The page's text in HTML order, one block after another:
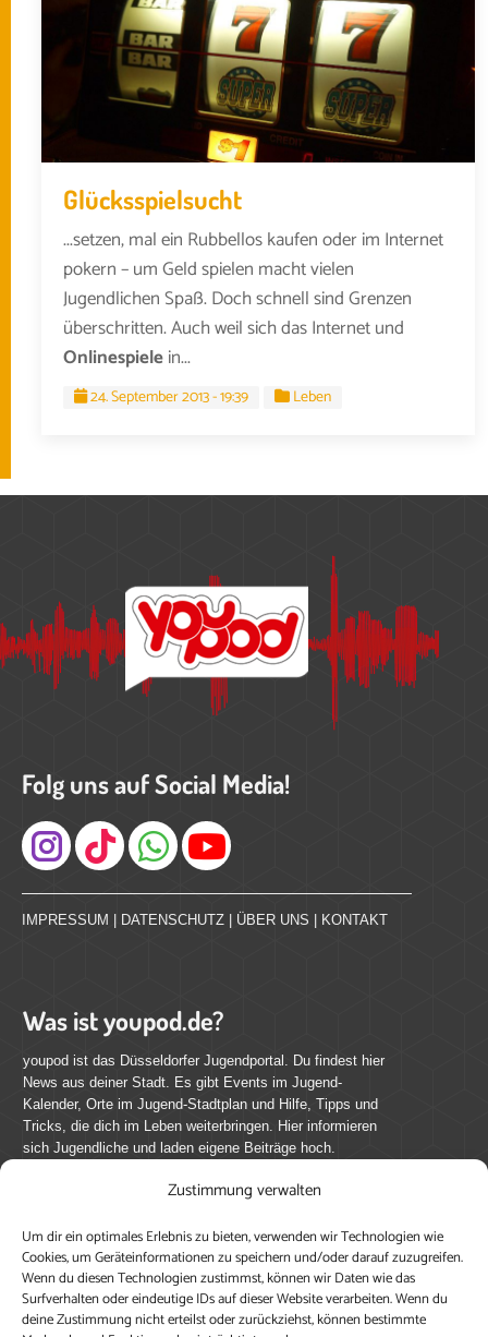
Zustimmung verwalten
Um dir ein optimales Erlebnis zu bieten, verwenden wir Technologien wie
Cookies, um Geräteinformationen zu speichern und/oder darauf zuzugreifen.
Wenn du diesen Technologien zustimmst, können wir Daten wie das
Surfverhalten oder eindeutige IDs auf dieser Website verarbeiten. Wenn du
deine Zustimmung nicht erteilst oder zurückziehst, können bestimmte
Glücksspielsucht
...setzen, mal ein Rubbellos kaufen oder im Internet
pokern – um Geld spielen macht vielen
Jugendlichen Spaß. Doch schnell sind Grenzen
überschritten. Auch weil sich das Internet und
Onlinespielein...
24. September 2013 - 19:39 Leben
Folg uns auf Social Media!
Instagram
IMPRESSUM DATENSCHUTZ ÜBER UNS KONTAKT
Was ist youpod.de?
youpod ist das Düsseldorfer Jugendportal. Du findest hier
News aus deiner Stadt. Es gibt Events im Jugend-
Kalender, Orte im Jugend-Stadtplan und Hilfe, Tipps und
Tricks, die dich im Leben weiterbringen. Hier informieren
sich Jugendliche und laden eigene Beiträge hoch.
Mach mit bei youpod.de!
youpod.de lebt von Menschen wie dir. Sammel
journalistische Erfahrung, teile deine Perspektive und
veröffentliche deine Beiträge auf youpod.de.Du musst
dich anmelden, um alle Funktionen nutzen zu können, ein